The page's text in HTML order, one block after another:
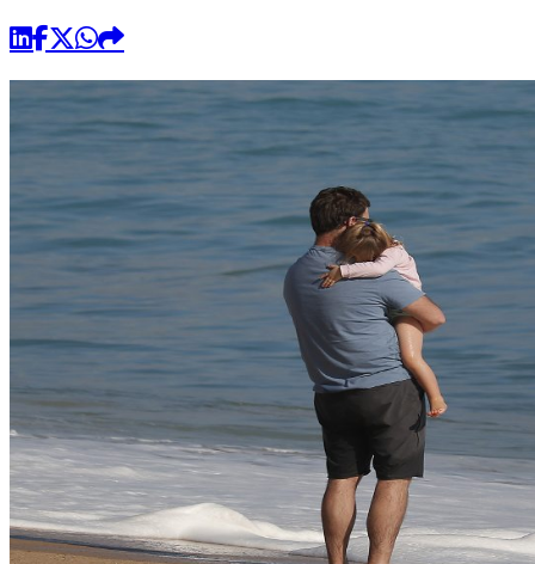
Universidad de Chile
Sustentabilidad